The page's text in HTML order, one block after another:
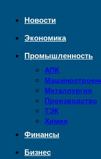
Новости
Экономика
Промышленность
АПК
Металлургия
Производство
ТЭК
Химия
Финансы
Бизнес